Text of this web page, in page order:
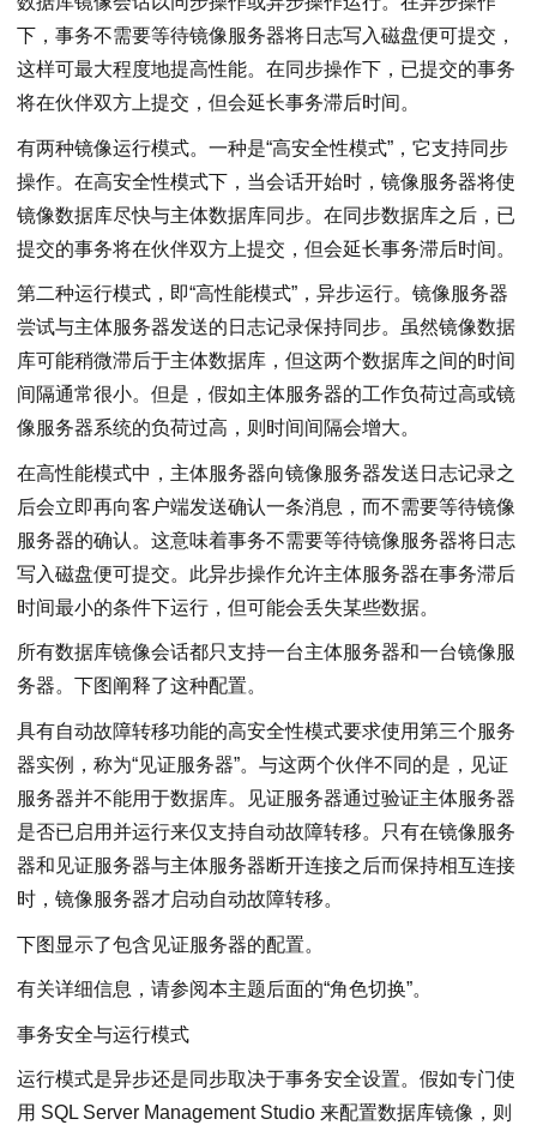
下，事务不需要等待镜像服务器将日志写入磁盘便可提交，
这样可最大程度地提高性能。在同步操作下，已提交的事务
将在伙伴双方上提交，但会延长事务滞后时间。
有两种镜像运行模式。一种是“高安全性模式”，它支持同步
操作。在高安全性模式下，当会话开始时，镜像服务器将使
镜像数据库尽快与主体数据库同步。在同步数据库之后，已
提交的事务将在伙伴双方上提交，但会延长事务滞后时间。
第二种运行模式，即“高性能模式”，异步运行。镜像服务器
尝试与主体服务器发送的日志记录保持同步。虽然镜像数据
库可能稍微滞后于主体数据库，但这两个数据库之间的时间
间隔通常很小。但是，假如主体服务器的工作负荷过高或镜
像服务器系统的负荷过高，则时间间隔会增大。
在高性能模式中，主体服务器向镜像服务器发送日志记录之
后会立即再向客户端发送确认一条消息，而不需要等待镜像
服务器的确认。这意味着事务不需要等待镜像服务器将日志
写入磁盘便可提交。此异步操作允许主体服务器在事务滞后
时间最小的条件下运行，但可能会丢失某些数据。
所有数据库镜像会话都只支持一台主体服务器和一台镜像服
务器。下图阐释了这种配置。
具有自动故障转移功能的高安全性模式要求使用第三个服务
器实例，称为“见证服务器”。与这两个伙伴不同的是，见证
服务器并不能用于数据库。见证服务器通过验证主体服务器
是否已启用并运行来仅支持自动故障转移。只有在镜像服务
器和见证服务器与主体服务器断开连接之后而保持相互连接
时，镜像服务器才启动自动故障转移。
下图显示了包含见证服务器的配置。
有关详细信息，请参阅本主题后面的“角色切换”。
事务安全与运行模式
运行模式是异步还是同步取决于事务安全设置。假如专门使
用 SQL Server Management Studio 来配置数据库镜像，则